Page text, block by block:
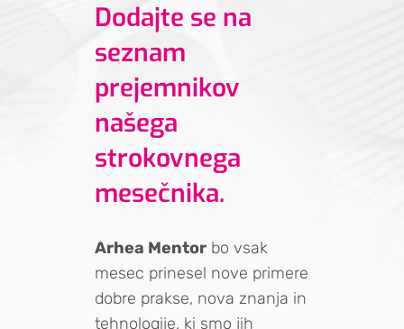
Dodajte se na
seznam
prejemnikov
našega
strokovnega
mesečnika.
Arhea Mentor bo vsak
mesec prinesel nove primere
dobre prakse, nova znanja in
tehnologije, ki smo jih